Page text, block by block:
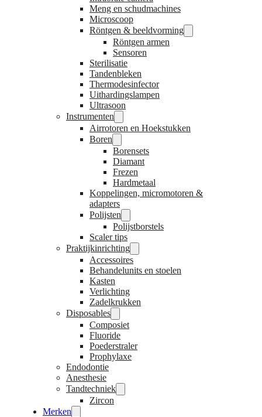
Meng en schudmachines
Microscoop
Röntgen & beeldvorming
Röntgen armen
Sensoren
Sterilisatie
Tandenbleken
Thermodesinfector
Uithardingslampen
Ultrasoon
Instrumenten
Airrotoren en Hoekstukken
Boren
Borensets
Diamant
Frezen
Hardmetaal
Koppelingen, micromotoren &
adapters
Polijsten
Polijstborstels
Scaler tips
Praktijkinrichting
Accessoires
Behandelunits en stoelen
Kasten
Verlichting
Zadelkrukken
Disposables
Composiet
Fluoride
Poederstraler
Prophylaxe
Endodontie
Anesthesie
Tandtechniek
Zircon
Merken